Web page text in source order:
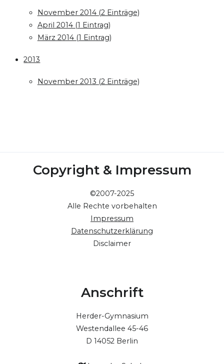
November 2014 (2 Einträge)
April 2014 (1 Eintrag)
März 2014 (1 Eintrag)
2013
November 2013 (2 Einträge)
Copyright & Impressum
©2007-2025
Alle Rechte vorbehalten
Impressum
Datenschutzerklärung
Disclaimer
Anschrift
Herder-Gymnasium
Westendallee 45-46
D 14052 Berlin